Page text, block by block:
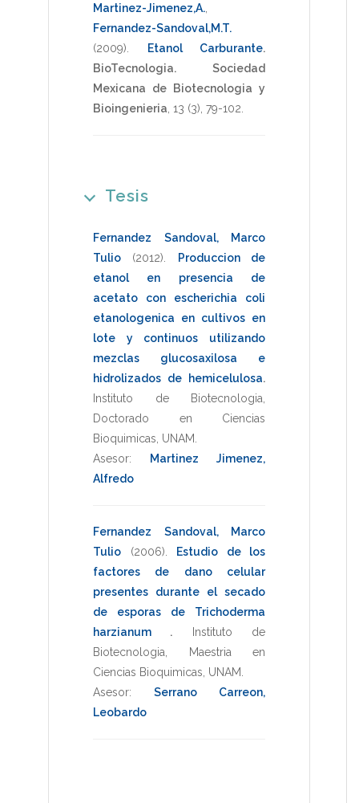
Martinez-Jimenez,A.
Fernandez-Sandoval,M.T.
(2009)
Etanol Carburante.
BioTecnologia. Sociedad
Mexicana de Biotecnologia y
Bioingenieria 13 (3), 79-102
Tesis
Fernandez Sandoval, Marco
Tulio
(2012)
Produccion de
etanol en presencia de
acetato con escherichia coli
etanologenica en cultivos en
lote y continuos utilizando
mezclas glucosaxilosa e
hidrolizados de hemicelulosa.
Instituto de Biotecnologia
Doctorado en Ciencias
Bioquimicas UNAM
Asesor: Martinez Jimenez,
Alfredo
Fernandez Sandoval, Marco
Tulio
(2006)
Estudio de los
factores de dano celular
presentes durante el secado
de esporas de Trichoderma
harzianum .
Instituto de
Biotecnologia
Maestria en
Ciencias Bioquimicas UNAM
Asesor: Serrano Carreon,
Leobardo